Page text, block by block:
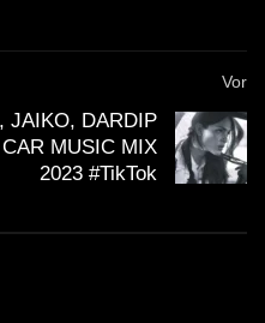
Vor
JAIKO, DARDIP
MUSIC MIX
2023 #TikTok